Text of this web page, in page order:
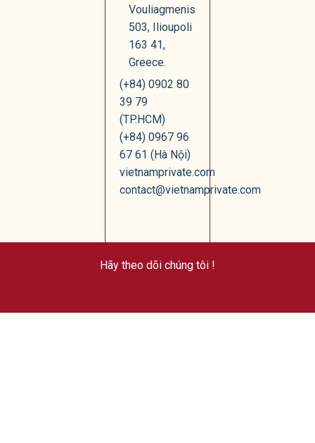
Vouliagmenis
503, Ilioupoli
163 41,
Greece.
(+84) 0902 80
39 79
(TP.HCM)
(+84) 0967 96
67 61 (Hà Nội)
vietnamprivate.com
contact@vietnamprivate.com
Hãy theo dõi chúng tôi !